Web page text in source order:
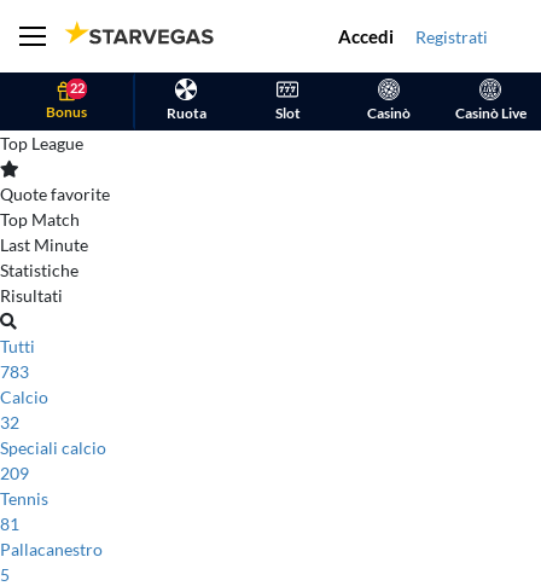
Accedi Registrati
22
Bonus Ruota Slot Casinò Casinò Live
Top League
Quote favorite
Top Match
Last Minute
Statistiche
Risultati
Tutti
783
Calcio
32
Speciali calcio
209
Tennis
81
Pallacanestro
5